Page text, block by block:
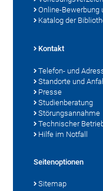
Online-Bewerbung
Katalog der
Kontakt
Telefon- und
Standorte und
Presse
Studienberatung
Störungsannahme
Technischer
Hilfe im Notfall
Seitenoptionen
Sitemap